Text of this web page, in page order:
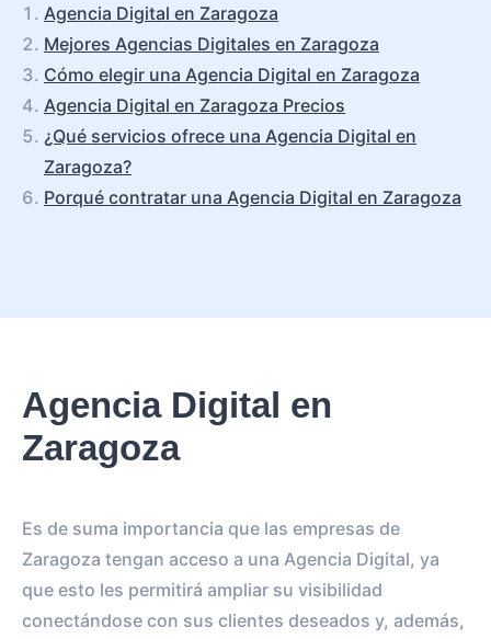
Agencia Digital en Zaragoza
Mejores Agencias Digitales en Zaragoza
Cómo elegir una Agencia Digital en Zaragoza
Agencia Digital en Zaragoza Precios
¿Qué servicios ofrece una Agencia Digital en
Zaragoza?
Porqué contratar una Agencia Digital en Zaragoza
Agencia Digital en
Zaragoza
Es de suma importancia que las empresas de
Zaragoza tengan acceso a una Agencia Digital, ya
que esto les permitirá ampliar su visibilidad
conectándose con sus clientes deseados y, además,